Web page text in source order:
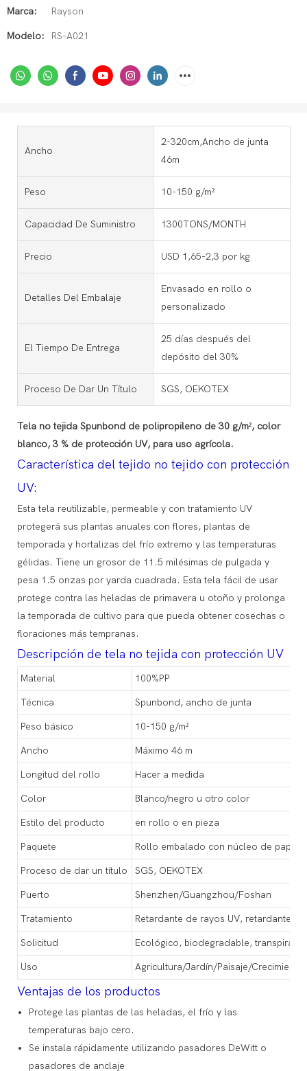
Marca: Rayson
Modelo: RS-A021
Ancho
2-320cm,Ancho de junta
46m
Peso 10-150 g/m²
Capacidad De Suministro 1300TONS/MONTH
Precio USD 1,65-2,3 por kg
Detalles Del Embalaje
Envasado en rollo o
personalizado
El Tiempo De Entrega
25 días después del
depósito del 30%
Proceso De Dar Un Título SGS, OEKOTEX
Tela no tejida Spunbond de polipropileno de 30 g/m², color
blanco, 3 % de protección UV, para uso agrícola.
Característica del tejido no tejido con protección
UV:
Esta tela reutilizable, permeable y con tratamiento UV
protegerá sus plantas anuales con flores, plantas de
temporada y hortalizas del frío extremo y las temperaturas
gélidas. Tiene un grosor de 11.5 milésimas de pulgada y
pesa 1.5 onzas por yarda cuadrada. Esta tela fácil de usar
protege contra las heladas de primavera u otoño y prolonga
la temporada de cultivo para que pueda obtener cosechas o
floraciones más tempranas.
Descripción de tela no tejida con protección UV
Material 100%PP
Técnica Spunbond, ancho de junta
Peso básico 10-150 g/m²
Ancho Máximo 46 m
Longitud del rollo Hacer a medida
Color Blanco/negro u otro color
Estilo del producto en rollo o en pieza
Paquete Rollo embalado con núcleo de papel
Proceso de dar un título SGS, OEKOTEX
Puerto Shenzhen/Guangzhou/Foshan
Tratamiento Retardante de rayos UV, retardante
Solicitud Ecológico, biodegradable,
Uso Agricultura/Jardín/Paisaje/Crecimiento
Ventajas de los productos
Protege las plantas de las heladas, el frío y las
temperaturas bajo cero.
Se instala rápidamente utilizando pasadores DeWitt o
pasadores de anclaje